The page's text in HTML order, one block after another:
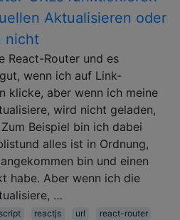
Aktualisieren oder
nicht
React-Router und es
wenn ich auf Link-
klicke, aber wenn ich meine
wird nicht geladen,
Beispiel bin ich dabei
alles ist in Ordnung,
bin und einen
habe. Aber wenn ich die
…
reactjs url react-router